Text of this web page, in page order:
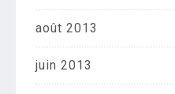
août 2013
juin 2013